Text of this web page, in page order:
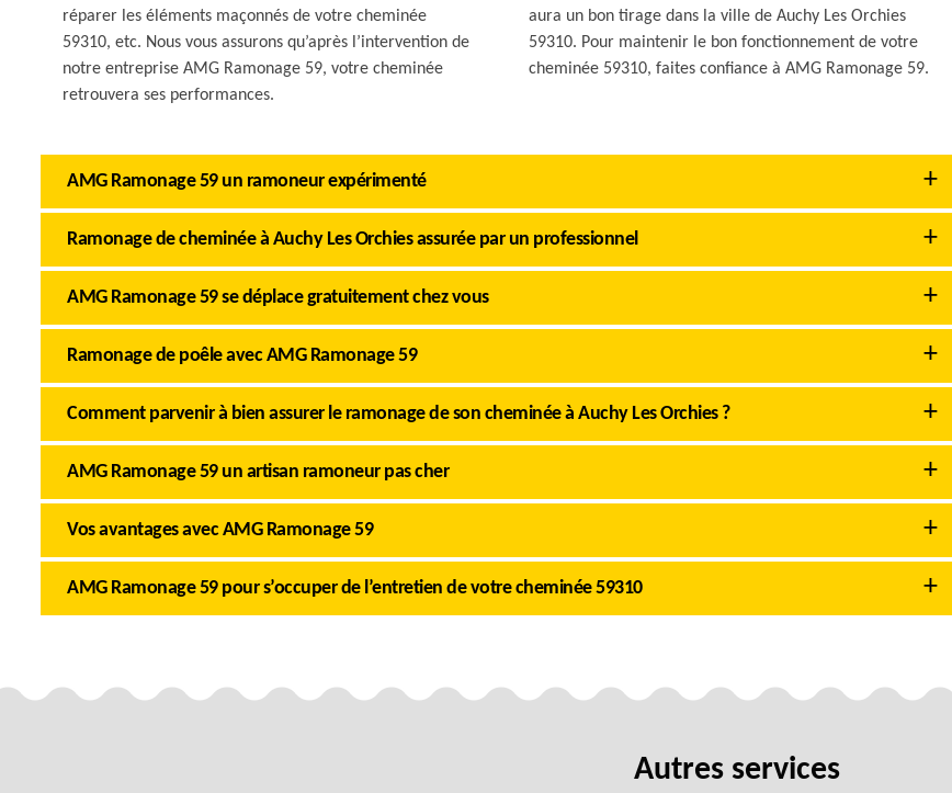
réparer les éléments maçonnés de votre cheminée
59310, etc. Nous vous assurons qu’après l’intervention de
notre entreprise AMG Ramonage 59, votre cheminée
retrouvera ses performances.
aura un bon tirage dans la ville de Auchy Les Orchies
59310. Pour maintenir le bon fonctionnement de votre
cheminée 59310, faites confiance à AMG Ramonage 59.
AMG Ramonage 59 un ramoneur expérimenté
Ramonage de cheminée à Auchy Les Orchies assurée par un professionnel
AMG Ramonage 59 se déplace gratuitement chez vous
Ramonage de poêle avec AMG Ramonage 59
Comment parvenir à bien assurer le ramonage de son cheminée à Auchy Les Orchies ?
AMG Ramonage 59 un artisan ramoneur pas cher
Vos avantages avec AMG Ramonage 59
AMG Ramonage 59 pour s’occuper de l’entretien de votre cheminée 59310
Autres services